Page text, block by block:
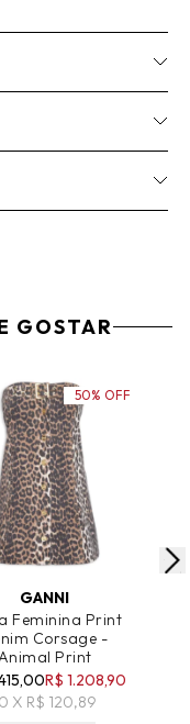
GOSTAR
AO CARRINHO
GANNI
Feminina Print
Corsage -
Print
R$ 1.208,90
X R$ 120,89
50% OFF